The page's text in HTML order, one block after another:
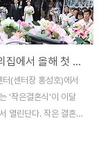
때문이다. 신경을 써야
의 마음을 비워야 할 일
늘 자신의 감정을 다
스를 극복하기 슆지 않
활동을 하늘이 내려준
을 맡기는 활동가도 많
31일 경남도민의집에서 올해 첫 작은 결혼식
(센터장 홍성호)에서
'작은결혼식'이 이달
열린단다. 작은 결혼식